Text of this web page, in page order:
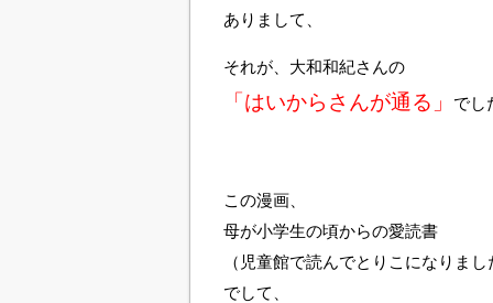
ありまして、
それが、大和和紀さんの
「はいからさんが通る」 でし
この漫画、
母が小学生の頃からの愛読書
（児童館で読んでとりこになりまし
でして、